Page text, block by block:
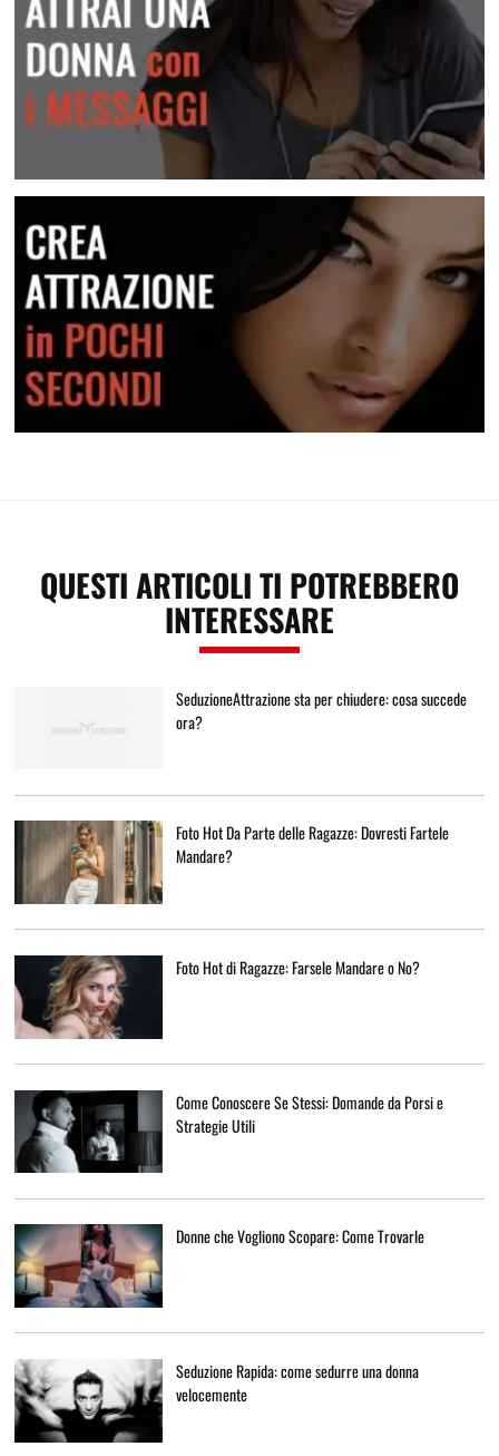
Attrai una donna con i messaggi
QUESTI ARTICOLI TI POTREBBERO
INTERESSARE
SeduzioneAttrazione sta per chiudere: cosa succede
ora?
Foto Hot Da Parte delle Ragazze: Dovresti Fartele
Mandare?
Foto Hot di Ragazze: Farsele Mandare o No?
Come Conoscere Se Stessi: Domande da Porsi e
Strategie Utili
Donne che Vogliono Scopare: Come Trovarle
Seduzione Rapida: come sedurre una donna
velocemente